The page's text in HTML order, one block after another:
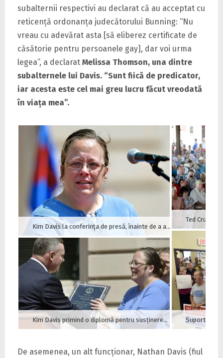
subalternii respectivi au declarat că au acceptat cu
reticenţă ordonanţa judecătorului Bunning: “Nu
vreau cu adevărat asta [să eliberez certificate de
căsătorie pentru persoanele gay], dar voi urma
legea”, a declarat Melissa Thomson, una dintre
subalternele lui Davis. “Sunt fiică de predicator,
iar acesta este cel mai greu lucru făcut vreodată
în viaţa mea”.
Kim Davis la conferinţa de presă, înainte de a afla de decizia Curţii
Kim Davis primind o diplomă pentru susţinerea libertăţii religioase Suporterii
De asemenea, un alt funcţionar, Nathan Davis (fiul